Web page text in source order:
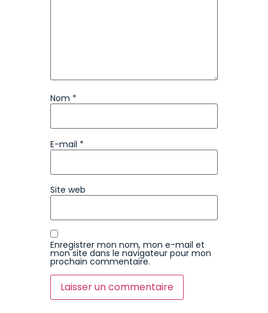
Nom *
E-mail *
Site web
Enregistrer mon nom, mon e-mail et
mon site dans le navigateur pour mon
prochain commentaire.